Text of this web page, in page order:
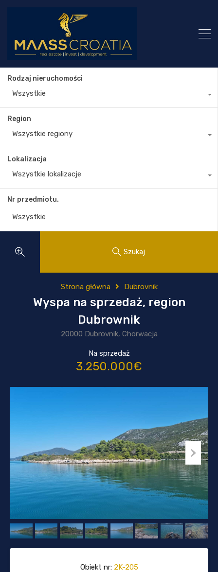
Rodzaj nieruchomości
Wszystkie
Region
Wszystkie regiony
Lokalizacja
Wszystkie lokalizacje
Nr przedmiotu.
Szukaj
Strona główna Dubrovnik
Wyspa na sprzedaż, region
Dubrownik
20000 Dubrovnik, Chorwacja
Na sprzedaż
3.250.000€
Obiekt nr:2K-205